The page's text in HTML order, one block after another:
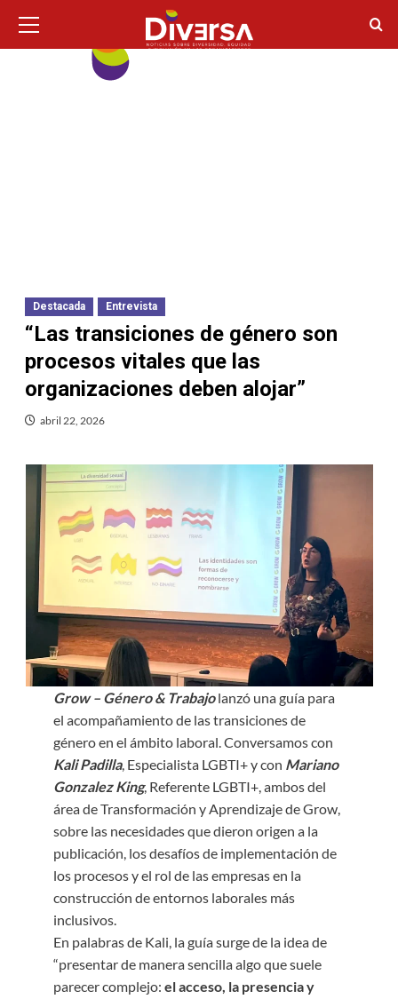
contenido
principal
Destacada Entrevista
“Las transiciones de género son
procesos vitales que las
organizaciones deben alojar”
abril 22, 2026
Grow – Género & Trabajolanzó una guía para
el acompañamiento de las transiciones de
género en el ámbito laboral. Conversamos con
Kali Padilla, Especialista LGBTI+ y con Mariano
Gonzalez King, Referente LGBTI+, ambos del
área de Transformación y Aprendizaje de Grow,
sobre las necesidades que dieron origen a la
publicación, los desafíos de implementación de
los procesos y el rol de las empresas en la
construcción de entornos laborales más
inclusivos.
En palabras de Kali, la guía surge de la idea de
“presentar de manera sencilla algo que suele
parecer complejo: el acceso, la presencia y